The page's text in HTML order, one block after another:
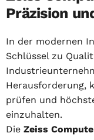
Präzision
In der modernen
Schlüssel zu
Herausforderung,
prüfen und
einzuhalten.
Die Zeiss